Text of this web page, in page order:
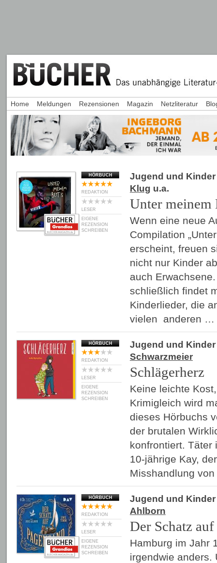
HÖRBUCH
REDAKTION
LESER
EIGENE
REZENSION
SCHREIBEN
Jugend und Kinder
Klug u.a.
Unter meinem
Wenn eine neue
Compilation
erscheint, freuen
nicht nur Kinder
auch
schließlich findet
Kinderlieder, die
vielen anderen …
HÖRBUCH
REDAKTION
LESER
EIGENE
REZENSION
SCHREIBEN
Jugend und Kinder
Schwarzmeier
Schlägerherz
Keine leichte
Krimigleich wird
dieses Hörbuchs
der brutalen
konfrontiert. Täter
10-jährige Kay,
Misshandlung
HÖRBUCH
REDAKTION
LESER
EIGENE
REZENSION
SCHREIBEN
Jugend und Kinder
Ahlborn
Der Schatz auf
Hamburg im Jahr
irgendwie anders.
Home Meldungen Rezensionen Magazin Netzliteratur